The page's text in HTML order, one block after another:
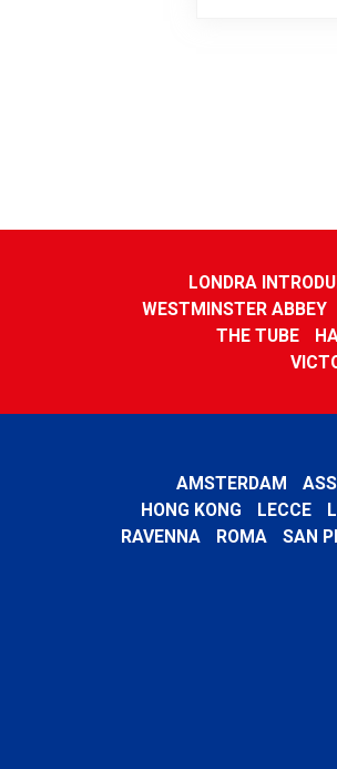
LONDRA
WESTMINSTER ABBEY
THE TUBE
AMSTERDAM
HONG KONG
LECCE
RAVENNA
ROMA SAN